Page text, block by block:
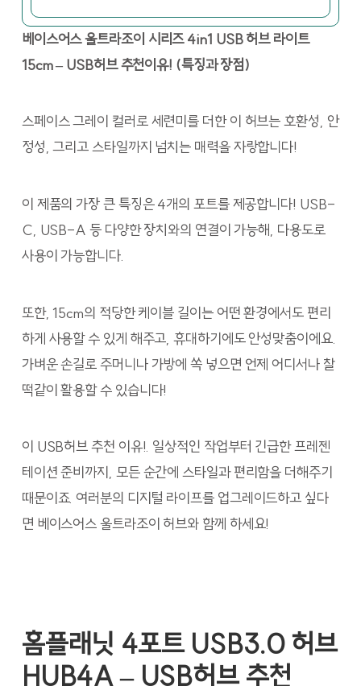
베이스어스 울트라조이 시리즈 4in1 USB 허브 라이트
15cm – USB허브 추천이유! (특징과 장점)
스페이스 그레이 컬러로 세련미를 더한 이 허브는 호환성, 안
정성, 그리고 스타일까지 넘치는 매력을 자랑합니다!
이 제품의 가장 큰 특징은 4개의 포트를 제공합니다! USB-
C, USB-A 등 다양한 장치와의 연결이 가능해, 다용도로
사용이 가능합니다.
또한, 15cm의 적당한 케이블 길이는 어떤 환경에서도 편리
하게 사용할 수 있게 해주고, 휴대하기에도 안성맞춤이에요.
가벼운 손길로 주머니나 가방에 쏙 넣으면 언제 어디서나 찰
떡같이 활용할 수 있습니다!
이 USB허브 추천 이유!. 일상적인 작업부터 긴급한 프레젠
테이션 준비까지, 모든 순간에 스타일과 편리함을 더해주기
때문이죠. 여러분의 디지털 라이프를 업그레이드하고 싶다
면 베이스어스 울트라조이 허브와 함께 하세요!
홈플래닛 4포트 USB3.0 허브
HUB4A – USB허브 추천